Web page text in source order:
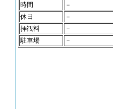
時間
－
休日
－
拝観料
－
駐車場
－